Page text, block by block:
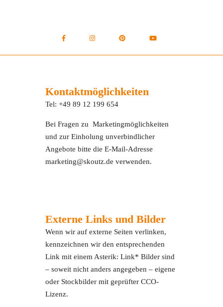
Kontaktmöglichkeiten
Tel: +49 89 12 199 654
Bei Fragen zu Marketingmöglichkeiten
und zur Einholung unverbindlicher
Angebote bitte die E-Mail-Adresse
marketing@skoutz.de verwenden.
Externe Links und Bilder
Wenn wir auf externe Seiten verlinken,
kennzeichnen wir den entsprechenden
Link mit einem Asterik: Link* Bilder sind
– soweit nicht anders angegeben – eigene
oder Stockbilder mit geprüfter CCO-
Lizenz.